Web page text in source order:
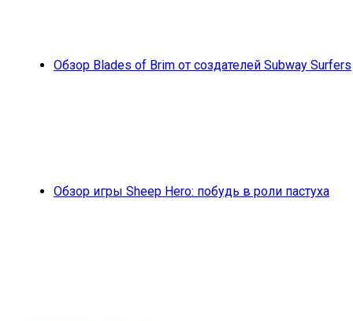
Обзор Blades of Brim от создателей Subway Surfers
Обзор игры Sheep Hero: побудь в роли пастуха